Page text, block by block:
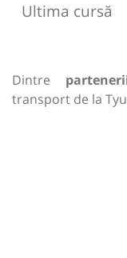
Ultima cursă
Dintre
transport de la